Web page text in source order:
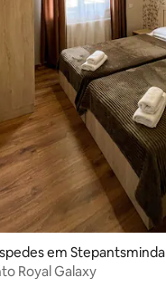
em Stepantsminda
Royal Galaxy